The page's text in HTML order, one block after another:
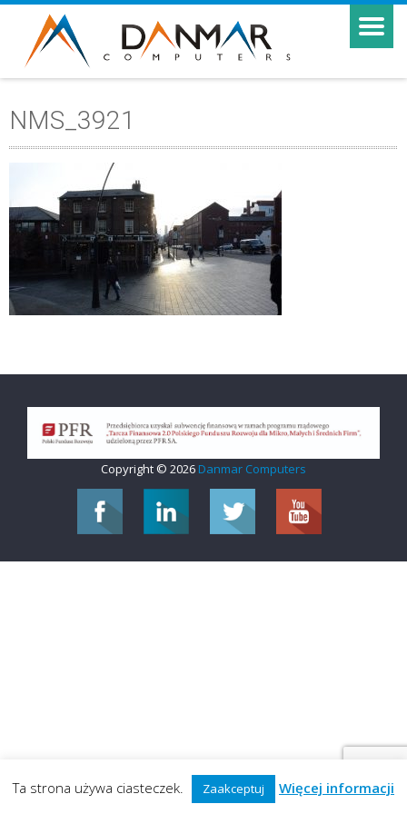
NMS_3921
Copyright © 2026 Danmar Computers
Ta strona używa ciasteczek. Zaakceptuj Więcej informacji